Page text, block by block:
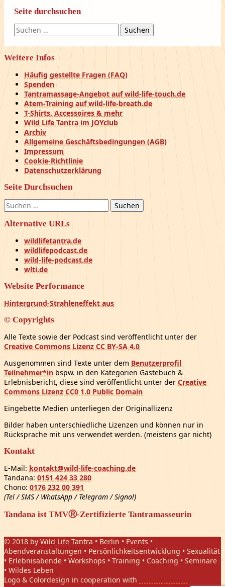
Seite durchsuchen
Suchen
nach:
Weitere Infos
Häufig gestellte Fragen (FAQ)
Spenden
Tantramassage-Angebot auf wild-life-touch.de
Atem-Training auf wild-life-breath.de
T-Shirts, Accessoires & mehr
Wild Life Tantra im JOYclub
Archiv
Allgemeine Geschäftsbedingungen (AGB)
Impressum
Cookie-Richtlinie
Datenschutzerklärung
Seite Durchsuchen
Suchen
nach:
Alternative URLs
wildlifetantra.de
wildlifepodcast.de
wild-life-podcast.de
wlti.de
Website Performance
Hintergrund-Strahleneffekt aus
© Copyrights
Alle Texte sowie der Podcast sind veröffentlicht unter der
Creative Commons Lizenz CC BY-SA 4.0
Ausgenommen sind Texte unter dem Benutzerprofil
Teilnehmer*in bspw. in den Kategorien Gästebuch &
Erlebnisbericht, diese sind veröffentlicht unter der Creative
Commons Lizenz CC0 1.0 Public Domain
Eingebette Medien unterliegen der Originallizenz
Bilder haben unterschiedliche Lizenzen und können nur in
Rücksprache mit uns verwendet werden. (meistens gar nicht)
Kontakt
E-Mail: kontakt@wild-life-coaching.de
Tandana: 0151 424 33 280
Chono: 0176 232 00 391
(Tel / SMS / WhatsApp / Telegram / Signal)
Tandana ist TMVⓇ-Zertifizierte Tantramasseurin
© 2018 by Wild Life Tantra • Berlin • Events •
Abendveranstaltungen • Persönlichkeitsentwicklung • Sexualität
• Erlebnisabende • Workshops • Training • Coaching • Seminare
• Wildes Leben
Logo & Colordesign in cooperation with